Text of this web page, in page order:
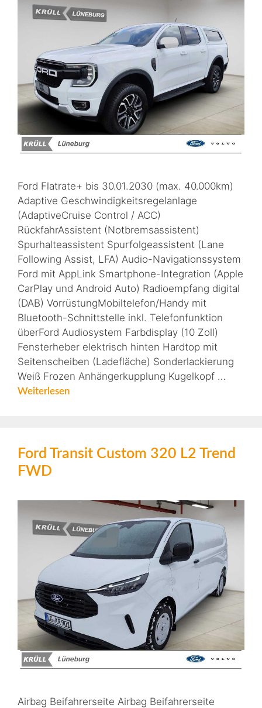
Ford Flatrate+ bis 30.01.2030 (max. 40.000km)
Adaptive Geschwindigkeitsregelanlage
(AdaptiveCruise Control / ACC)
RückfahrAssistent (Notbremsassistent)
Spurhalteassistent Spurfolgeassistent (Lane
Following Assist, LFA) Audio-Navigationssystem
Ford mit AppLink Smartphone-Integration (Apple
CarPlay und Android Auto) Radioempfang digital
(DAB) VorrüstungMobiltelefon/Handy mit
Bluetooth-Schnittstelle inkl. Telefonfunktion
überFord Audiosystem Farbdisplay (10 Zoll)
Fensterheber elektrisch hinten Hardtop mit
Seitenscheiben (Ladefläche) Sonderlackierung
Weiß Frozen Anhängerkupplung Kugelkopf …
Weiterlesen
Ford Transit Custom 320 L2 Trend
FWD
Airbag Beifahrerseite Airbag Beifahrerseite